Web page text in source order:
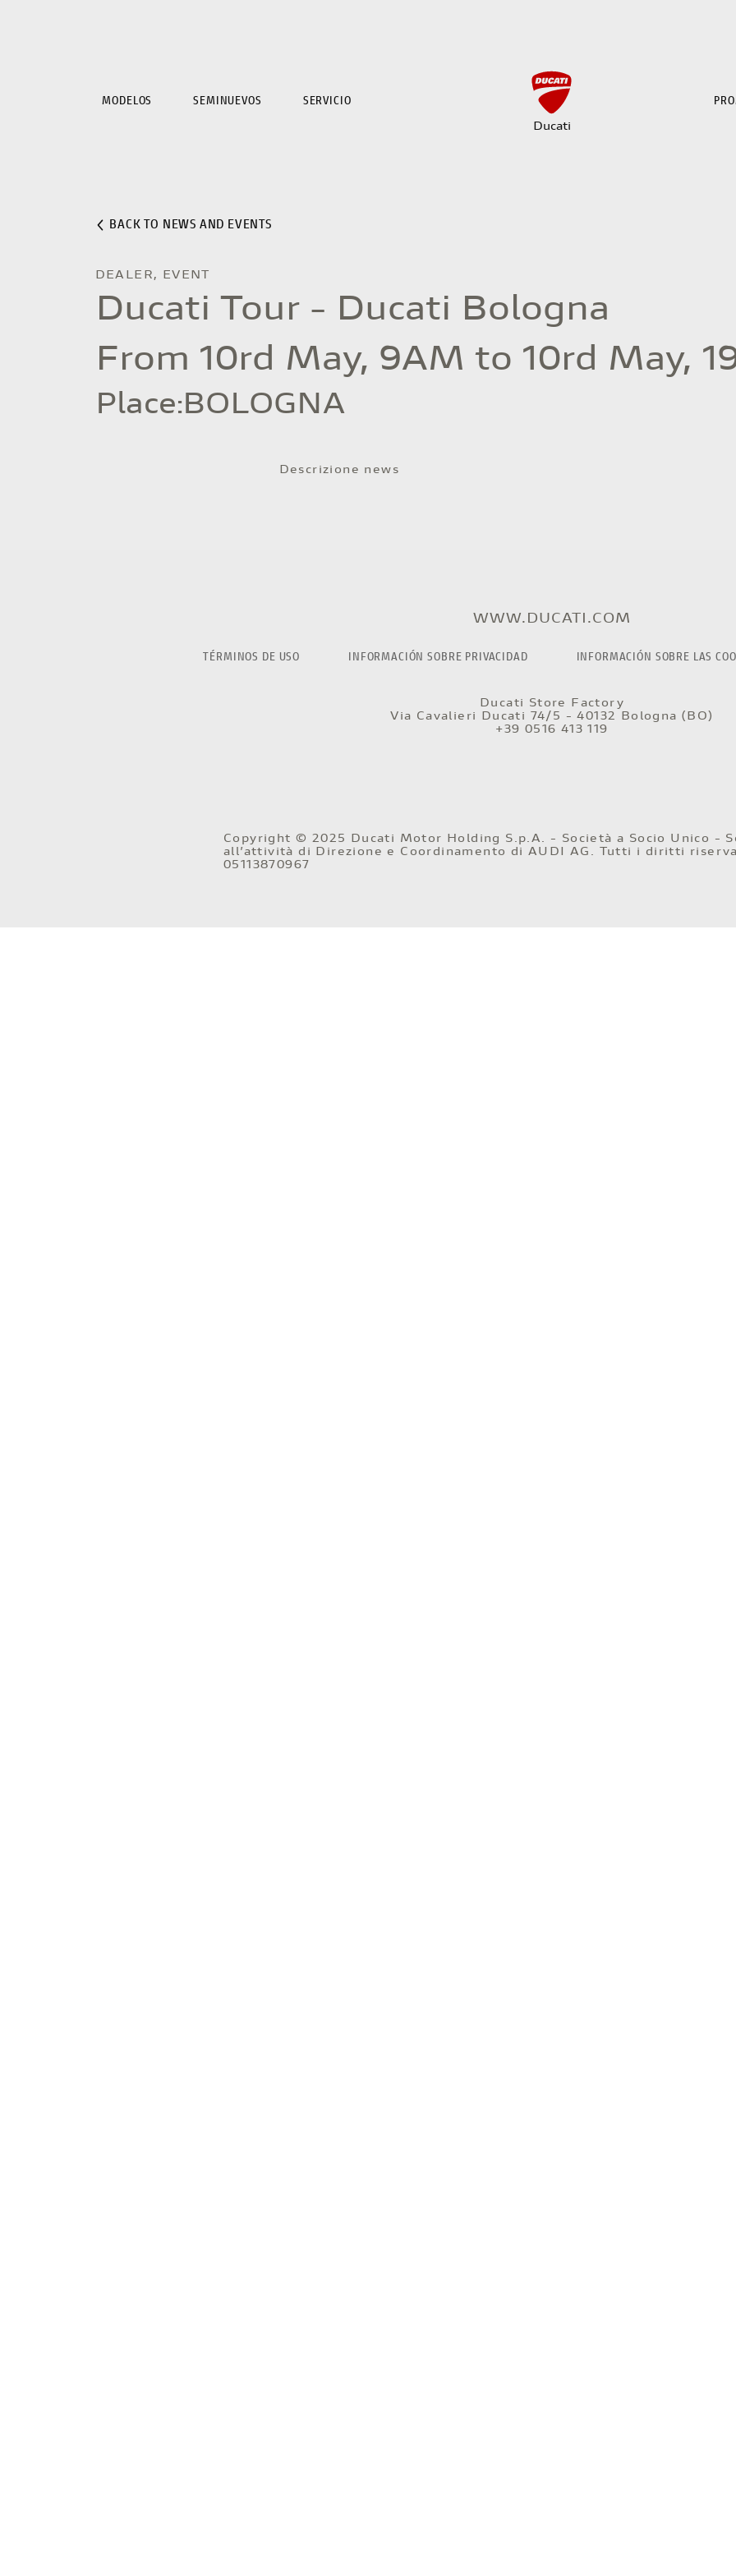
BACK TO NEWS AND EVENTS
DEALER, EVENT
Ducati Tour - Ducati Bologna
From 10rd May, 9AM to 10rd May,
BOLOGNA
:
Place
Descrizione news
WWW.DUCATI.COM
TÉRMINOS DE USO INFORMACIÓN SOBRE PRIVACIDAD INFORMACIÓN SOBRE LAS
Ducati Store Factory
Via Cavalieri Ducati 74/5 - 40132 Bologna (BO)
+39 0516 413 119
Copyright © 2025 Ducati Motor Holding S.p.A. - Società a Socio Unico -
all’attività di Direzione e Coordinamento di AUDI AG. Tutti i diritti
05113870967
MODELOS SEMINUEVOS SERVICIO
Ducati